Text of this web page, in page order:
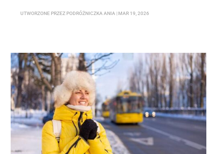
UTWORZONE PRZEZ PODRÓŻNICZKA ANIA | MAR 19, 2026